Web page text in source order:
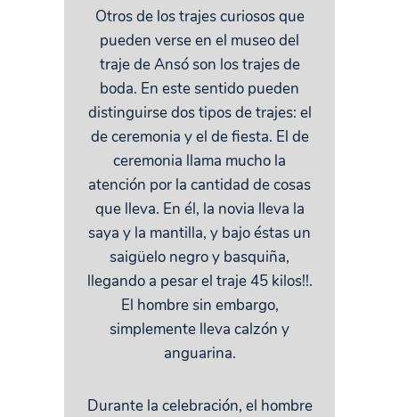
Otros de los trajes curiosos que
pueden verse en el museo del
traje de Ansó son los trajes de
boda. En este sentido pueden
distinguirse dos tipos de trajes: el
de ceremonia y el de fiesta. El de
ceremonia llama mucho la
atención por la cantidad de cosas
que lleva. En él, la novia lleva la
saya y la mantilla, y bajo éstas un
saigüelo negro y basquiña,
llegando a pesar el traje 45 kilos!!.
El hombre sin embargo,
simplemente lleva calzón y
anguarina.
Durante la celebración, el hombre